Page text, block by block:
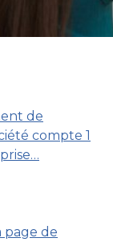
de
compte 1
page de